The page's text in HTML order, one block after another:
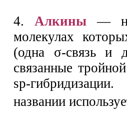
4. Алкины —
молекулах
(одна σ-связь и
связанные
sp-
названии